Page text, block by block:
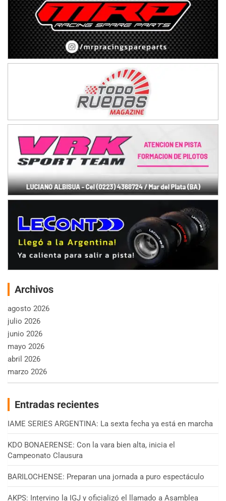
Archivos
agosto 2026
julio 2026
junio 2026
mayo 2026
abril 2026
marzo 2026
Entradas recientes
IAME SERIES ARGENTINA: La sexta fecha ya está en marcha
KDO BONAERENSE: Con la vara bien alta, inicia el
Campeonato Clausura
BARILOCHENSE: Preparan una jornada a puro espectáculo
AKPS: Intervino la IGJ y oficializó el llamado a Asamblea